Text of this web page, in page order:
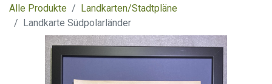
Alle Produkte
Landkarten/Stadtpläne
Landkarte Südpolarländer